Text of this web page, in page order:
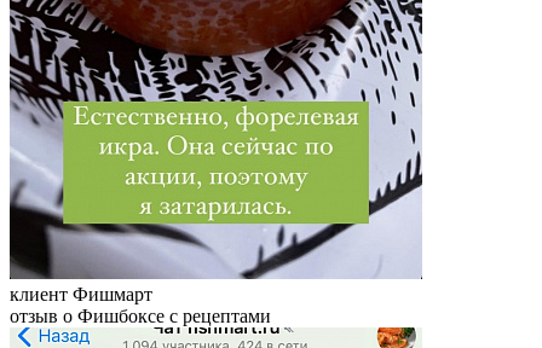
клиент Фишмарт
отзыв о Фишбоксе с рецептами